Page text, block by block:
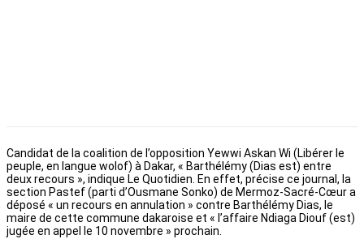
Candidat de la coalition de l’opposition Yewwi Askan Wi (Libérer le
peuple, en langue wolof) à Dakar, « Barthélémy (Dias est) entre
deux recours », indique Le Quotidien. En effet, précise ce journal, la
section Pastef (parti d’Ousmane Sonko) de Mermoz-Sacré-Cœur a
déposé « un recours en annulation » contre Barthélémy Dias, le
maire de cette commune dakaroise et « l’affaire Ndiaga Diouf (est)
jugée en appel le 10 novembre » prochain.